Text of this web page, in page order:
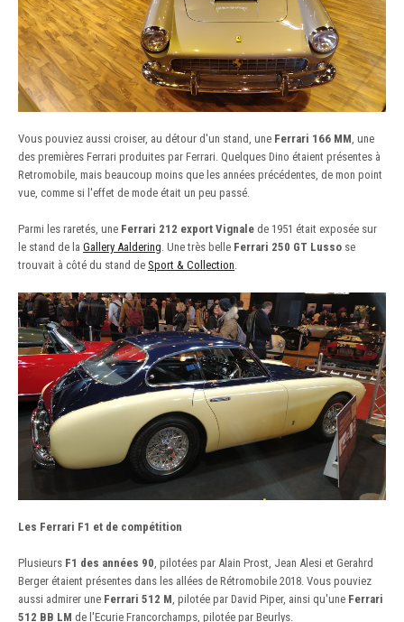
Vous pouviez aussi croiser, au détour d'un stand, une Ferrari 166 MM, une
des premières Ferrari produites par Ferrari. Quelques Dino étaient présentes à
Retromobile, mais beaucoup moins que les années précédentes, de mon point
vue, comme si l'effet de mode était un peu passé.
Parmi les raretés, une Ferrari 212 export Vignale de 1951 était exposée sur
le stand de la Gallery Aaldering. Une très belle Ferrari 250 GT Lusso se
trouvait à côté du stand de Sport & Collection.
Les Ferrari F1 et de compétition
Plusieurs F1 des années 90 , pilotées par Alain Prost, Jean Alesi et Gerahrd
Berger étaient présentes dans les allées de Rétromobile 2018. Vous pouviez
aussi admirer une Ferrari 512 M , pilotée par David Piper, ainsi qu'une Ferrari
512 BB LM de l'Ecurie Francorchamps, pilotée par Beurlys.